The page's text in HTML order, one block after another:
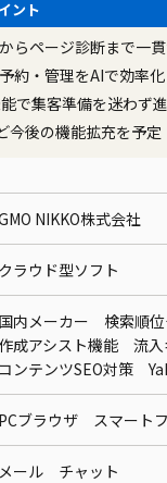
ント
らページ診断まで一
約・管理をAIで効率化
で集客準備を迷わず
今後の機能拡充を予定
NIKKO株式会社
クラウド型ソフト
国内メーカー 検索順
作成アシスト機能 流
コンテンツSEO対策
PCブラウザ スマート
メール チャット